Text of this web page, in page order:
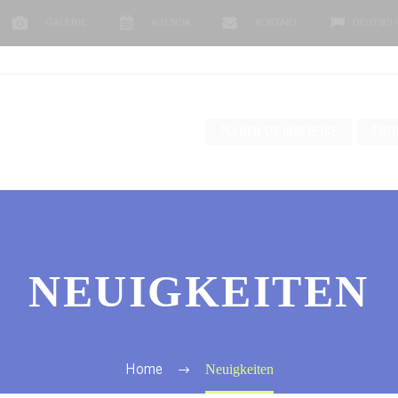
NEUIGKEITEN
Home Neuigkeiten